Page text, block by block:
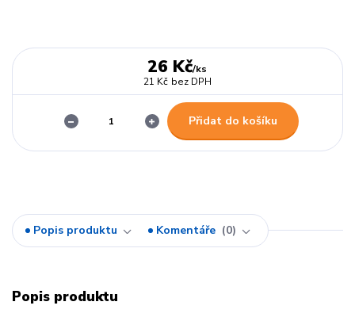
26 Kč/ks
21 Kč bez DPH
Přidat do košíku
Popis produktu Komentáře 0
Popis produktu